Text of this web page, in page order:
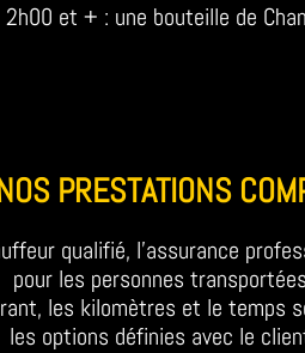
et + : une bouteille de
PRESTATIONS
qualifié, l’assurance
pour les personnes
les kilomètres et le temps
les options définies avec le